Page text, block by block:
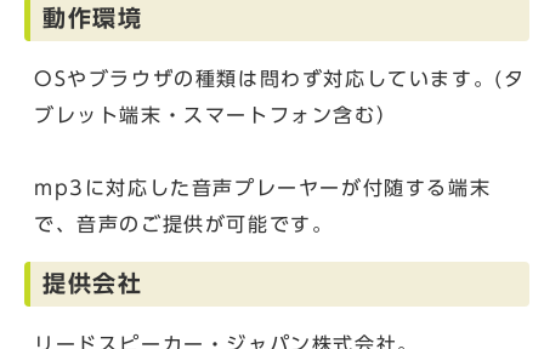
動作環境
OSやブラウザの種類は問わず対応しています。(タ
ブレット端末・スマートフォン含む）
mp3に対応した音声プレーヤーが付随する端末
で、音声のご提供が可能です。
提供会社
リードスピーカー・ジャパン株式会社。